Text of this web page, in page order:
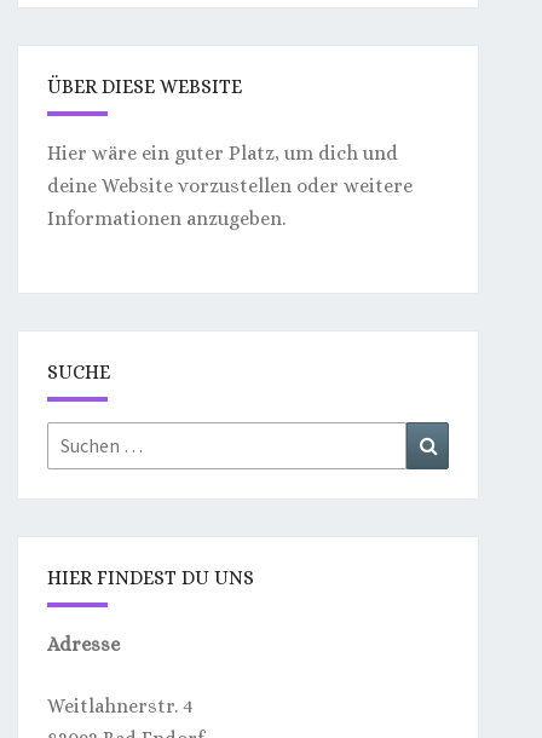
ÜBER DIESE WEBSITE
Hier wäre ein guter Platz, um dich und
deine Website vorzustellen oder weitere
Informationen anzugeben.
SUCHE
Suchen
nach:
HIER FINDEST DU UNS
Adresse
Weitlahnerstr. 4